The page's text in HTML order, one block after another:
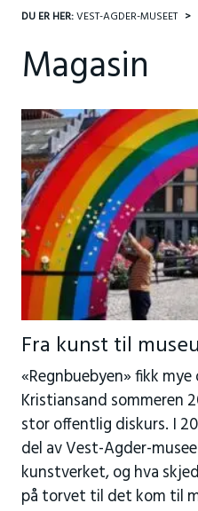
DU ER HER:VEST-AGDER-MUSEET
Magasin
Fra kunst til
«Regnbuebyen» fikk
Kristiansand sommeren
stor offentlig diskurs. I
del av Vest-Agder-
kunstverket, og hva
på torvet til det kom til